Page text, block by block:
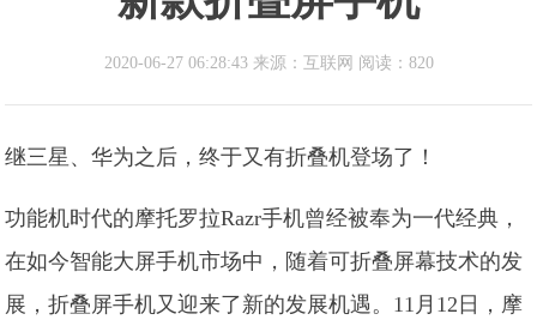
2020-06-27 06:28:43 来源：互联网 阅读：820
继三星、华为之后，终于又有折叠机登场了！
功能机时代的摩托罗拉Razr手机曾经被奉为一代经典，
在如今智能大屏手机市场中，随着可折叠屏幕技术的发
展，折叠屏手机又迎来了新的发展机遇。11月12日，摩